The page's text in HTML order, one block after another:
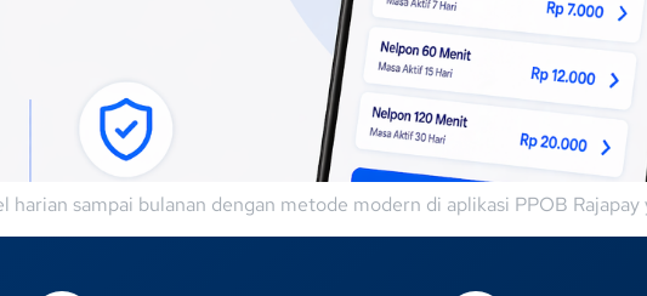
sampai bulanan dengan metode modern di aplikasi PPOB